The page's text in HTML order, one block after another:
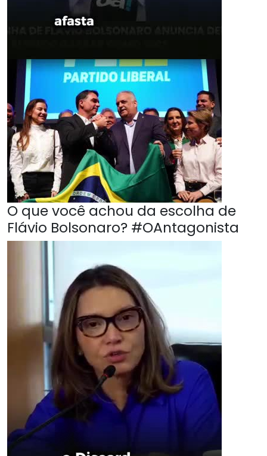
O que você achou da escolha de
Flávio Bolsonaro? #OAntagonista